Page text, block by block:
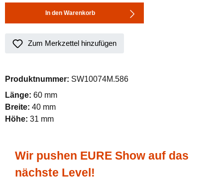
In den Warenkorb
Zum Merkzettel hinzufügen
Produktnummer: SW10074M.586
Länge: 60 mm
Breite: 40 mm
Höhe: 31 mm
Wir pushen EURE Show auf das
nächste Level!